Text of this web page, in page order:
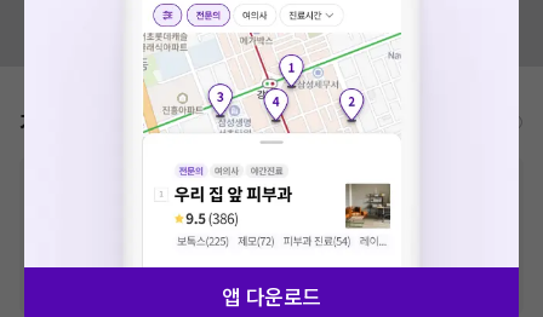
혹시 잘못된 병원정보가 있나요?
모두닥 팀에 알려주세요!
가격표 비급여/급여 진료란?
추가비용 등으로 실제 가격과 상이할 수 있으니, 정확
한 가격은 해당 의료기관에 직접 문의해주세요.
건강보험심사평가원
에 고지되어 있는 급여 진료 기준 가
격입니다. (진료와 연관된 복합적인 비용이 추가되어, 병원마다 금액이 다르게
산정될 수 있는 점 참고 바랍니다.)
VAT 포함앱 다운로드